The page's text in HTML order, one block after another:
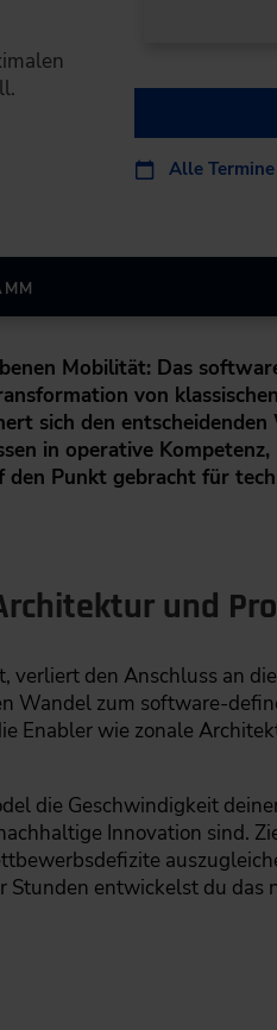
Alle
Mobilität: Das
von
sich den
in operative
Punkt gebracht für
und
den Anschluss an
Wandel zum software-
Enabler wie zonale
die Geschwindigkeit
Innovation sind.
entwickelst du das